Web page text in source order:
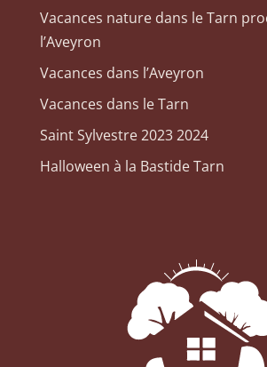
Vacances nature dans le Tarn
l’Aveyron
Vacances dans l’Aveyron
Vacances dans le Tarn
Saint Sylvestre 2023 2024
Halloween à la Bastide Tarn